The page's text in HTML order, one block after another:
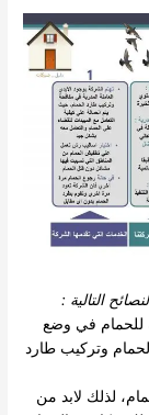
التالية :
للحمام في وضع
وتركيب طارد
لذلك لابد من